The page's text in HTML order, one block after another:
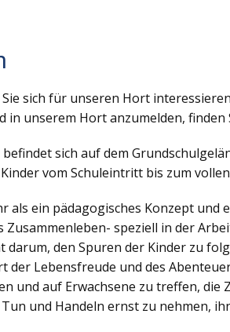
sich für unseren Hort
in unserem Hort anzumelden,
sich auf dem
vom Schuleintritt bis zum
als ein pädagogisches Konzept und
Zusammenleben- speziell in der
darum, den Spuren der Kinder zu
der Lebensfreude und des
und auf Erwachsene zu treffen, die
und Handeln ernst zu nehmen,